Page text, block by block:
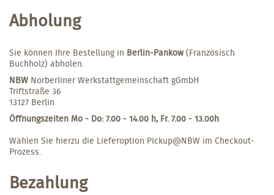
Abholung
Sie können Ihre Bestellung in Berlin-Pankow(Französisch
Buchholz) abholen.
NBW Norberliner Werkstattgemeinschaft gGmbH
Triftstraße 36
13127 Berlin
Öffnungszeiten Mo - Do: 7.00 - 14.00 h, Fr. 7.00 - 13.00h
Wählen Sie hierzu die Lieferoption Pickup@NBW im Checkout-
Prozess.
Bezahlung